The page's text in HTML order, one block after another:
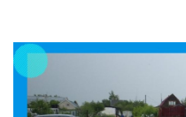
Свердловская
Смоленская область
Ставропольский край